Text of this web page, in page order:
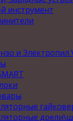
инструмент
и Электропил